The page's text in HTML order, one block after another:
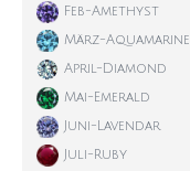
Feb-Amethyst
März-Aquamarine
April-Diamond
Mai-Emerald
Juni-Lavendar
Juli-Ruby